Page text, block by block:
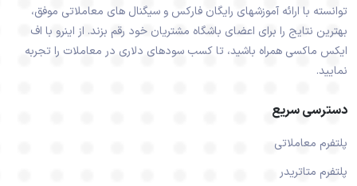
توانسته با ارائه آموزشهای رایگان فارکس و سیگنال های معاملاتی موفق،
بهترین نتایج را برای اعضای باشگاه مشتریان خود رقم بزند. از اینرو با اف
ایکس ماکسی همراه باشید، تا کسب سودهای دلاری در معاملات را تجربه
نمایید.
دسترسی سریع
پلتفرم معاملاتی
پلتفرم متاتریدر